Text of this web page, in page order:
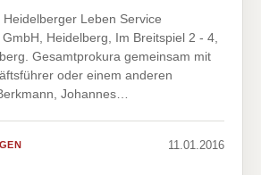
Heidelberger Leben Service
Heidelberg, Im Breitspiel 2 - 4,
Gesamtprokura gemeinsam mit
oder einem anderen
Johannes…
11.01.2016